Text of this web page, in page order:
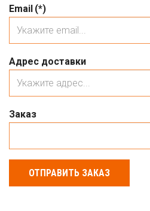
Email (*)
Адрес доставки
Заказ
ОТПРАВИТЬ ЗАКАЗ